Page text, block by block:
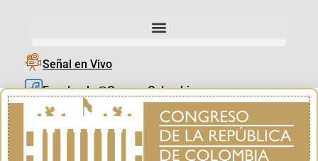
Señal en Vivo
Facebook_@CamaraColombia
Instagram_@CamaraColombia
X_@CamaraColombia